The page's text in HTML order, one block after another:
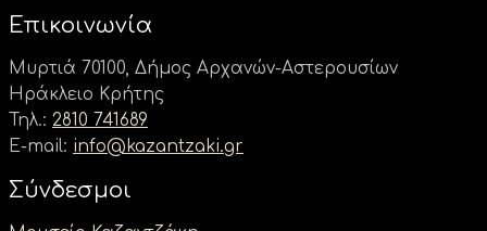
Επικοινωνία
Μυρτιά 70100, Δήμος Αρχανών-Αστερουσίων
Ηράκλειο Κρήτης
Τηλ.: 2810 741689
E-mail: info@kazantzaki.gr
Σύνδεσμοι